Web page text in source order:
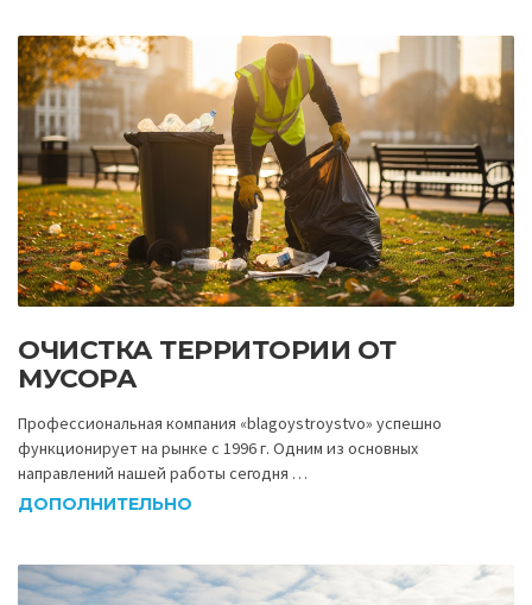
ОЧИСТКА ТЕРРИТОРИИ ОТ
МУСОРА
Профессиональная компания «blagoystroystvo» успешно
функционирует на рынке с 1996 г. Одним из основных
направлений нашей работы сегодня …
ДОПОЛНИТЕЛЬНО